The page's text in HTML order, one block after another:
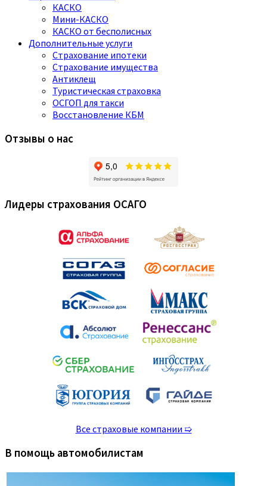
КАСКО
Мини-КАСКО
КАСКО от бесполисных
Дополнительные услуги
Страхование ипотеки
Страхование имущества
Антиклещ
Туристическая страховка
ОСГОП для такси
Восстановление КБМ
Отзывы о нас
Лидеры страхования ОСАГО
Все страховые компании ➯
В помощь автомобилистам